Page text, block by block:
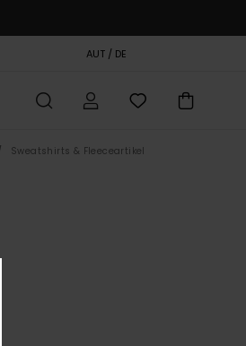
AUT / DE
Sweatshirts & Fleeceartikel